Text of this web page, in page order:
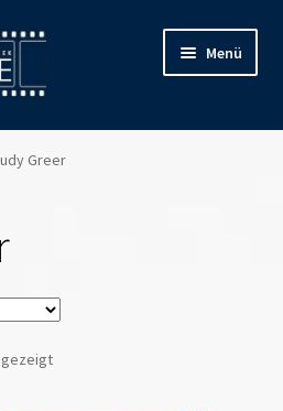
Menü
Greer